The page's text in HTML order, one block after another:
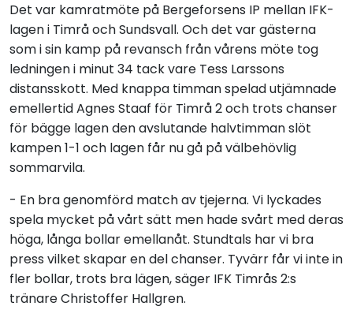
Det var kamratmöte på Bergeforsens IP mellan IFK-
lagen i Timrå och Sundsvall. Och det var gästerna
som i sin kamp på revansch från vårens möte tog
ledningen i minut 34 tack vare Tess Larssons
distansskott. Med knappa timman spelad utjämnade
emellertid Agnes Staaf för Timrå 2 och trots chanser
för bägge lagen den avslutande halvtimman slöt
kampen 1-1 och lagen får nu gå på välbehövlig
sommarvila.
- En bra genomförd match av tjejerna. Vi lyckades
spela mycket på vårt sätt men hade svårt med deras
höga, långa bollar emellanåt. Stundtals har vi bra
press vilket skapar en del chanser. Tyvärr får vi inte in
fler bollar, trots bra lägen, säger IFK Timrås 2:s
tränare Christoffer Hallgren.